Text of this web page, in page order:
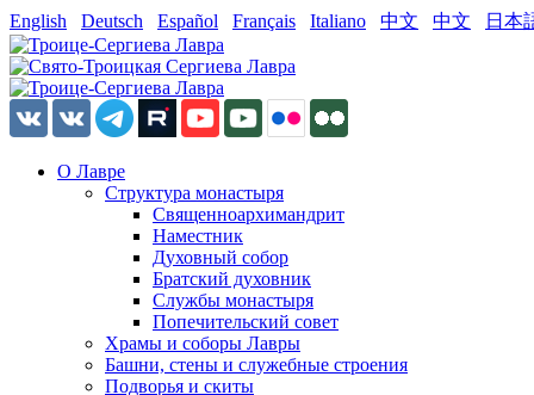
English Deutsch Español Français Italiano 中文 中文 日本
О Лавре
Структура монастыря
Священноархимандрит
Наместник
Духовный собор
Братский духовник
Службы монастыря
Попечительский совет
Храмы и соборы Лавры
Башни, стены и служебные строения
Подворья и скиты